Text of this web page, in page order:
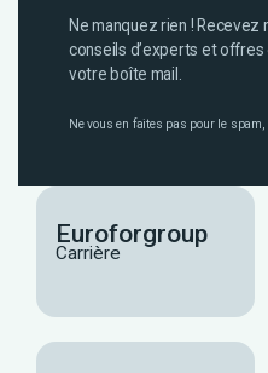
Ne manquez rien !
conseils d’experts et
votre boîte mail.
Ne vous en faites pas pour le
Euroforgroup
Carrière